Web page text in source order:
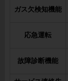
ガス欠検知機能
応急運転
故障診断機能